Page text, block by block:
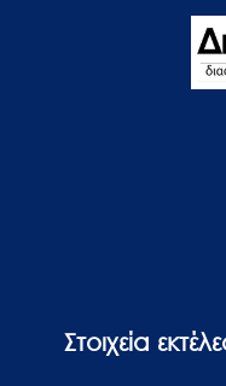
Στοιχεία